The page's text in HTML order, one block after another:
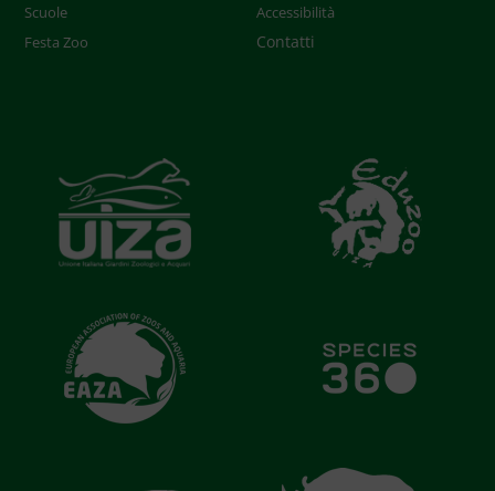
Scuole
Festa Zoo
Accessibilità
Contatti